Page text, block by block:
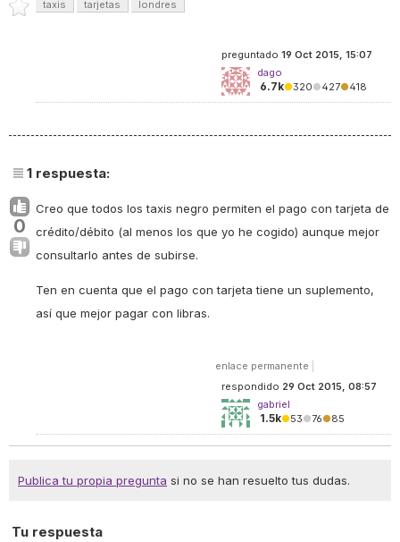
taxis tarjetas londres
preguntado 19 Oct 2015, 15:07
dago
6.7k●320●427●418
1 respuesta:
0
Creo que todos los taxis negro permiten el pago con tarjeta de
crédito/débito (al menos los que yo he cogido) aunque mejor
consultarlo antes de subirse.
Ten en cuenta que el pago con tarjeta tiene un suplemento,
así que mejor pagar con libras.
enlace permanente
respondido 29 Oct 2015, 08:57
gabriel
1.5k●53●76●85
Publica tu propia pregunta si no se han resuelto tus dudas.
Tu respuesta